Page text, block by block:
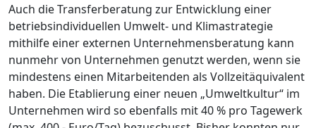
Auch die Transferberatung zur Entwicklung einer
betriebsindividuellen Umwelt- und Klimastrategie
mithilfe einer externen Unternehmensberatung kann
nunmehr von Unternehmen genutzt werden, wenn sie
mindestens einen Mitarbeitenden als Vollzeitäquivalent
haben. Die Etablierung einer neuen „Umweltkultur“ im
Unternehmen wird so ebenfalls mit 40 % pro Tagewerk